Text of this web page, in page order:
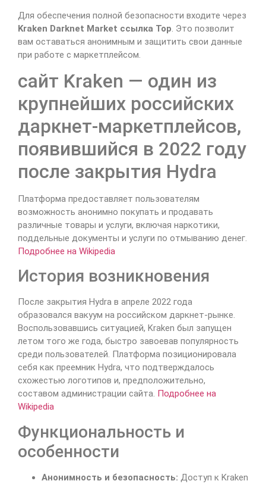
Для обеспечения полной безопасности входите через
Kraken Darknet Market ссылка Тор. Это позволит
вам оставаться анонимным и защитить свои данные
при работе с маркетплейсом.
сайт Kraken — один из
крупнейших российских
даркнет-маркетплейсов,
появившийся в 2022 году
после закрытия Hydra
Платформа предоставляет пользователям
возможность анонимно покупать и продавать
различные товары и услуги, включая наркотики,
поддельные документы и услуги по отмыванию денег.
Подробнее на Wikipedia
История возникновения
После закрытия Hydra в апреле 2022 года
образовался вакуум на российском даркнет-рынке.
Воспользовавшись ситуацией, Kraken был запущен
летом того же года, быстро завоевав популярность
среди пользователей. Платформа позиционировала
себя как преемник Hydra, что подтверждалось
схожестью логотипов и, предположительно,
составом администрации сайта. Подробнее на
Wikipedia
Функциональность и
особенности
Анонимность и безопасность: Доступ к Kraken